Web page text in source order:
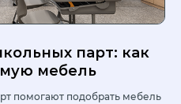
парт: как
мебель
помогают подобрать мебель